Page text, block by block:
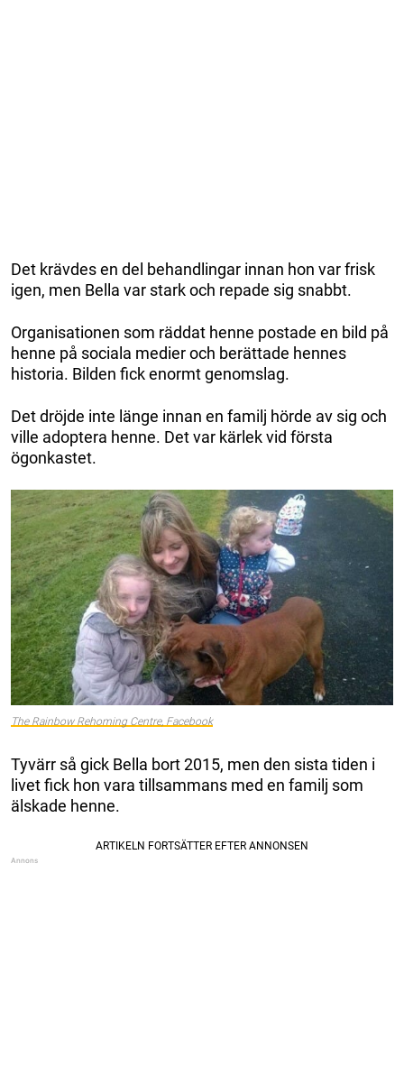
Det krävdes en del behandlingar innan hon var frisk
igen, men Bella var stark och repade sig snabbt.
Organisationen som räddat henne postade en bild på
henne på sociala medier och berättade hennes
historia. Bilden fick enormt genomslag.
Det dröjde inte länge innan en familj hörde av sig och
ville adoptera henne. Det var kärlek vid första
ögonkastet.
The Rainbow Rehoming Centre, Facebook
Tyvärr så gick Bella bort 2015, men den sista tiden i
livet fick hon vara tillsammans med en familj som
älskade henne.